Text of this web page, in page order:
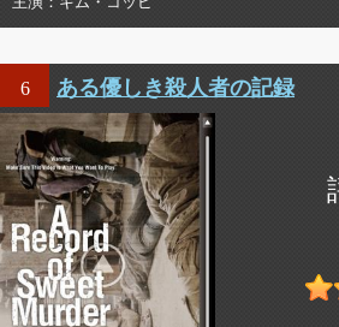
6 ある優しき殺人者の記録